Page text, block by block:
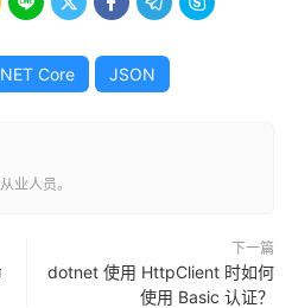
Core JSON
业人员。
下一篇
dotnet 使用 HttpClient 时如何
使用 Basic 认证？